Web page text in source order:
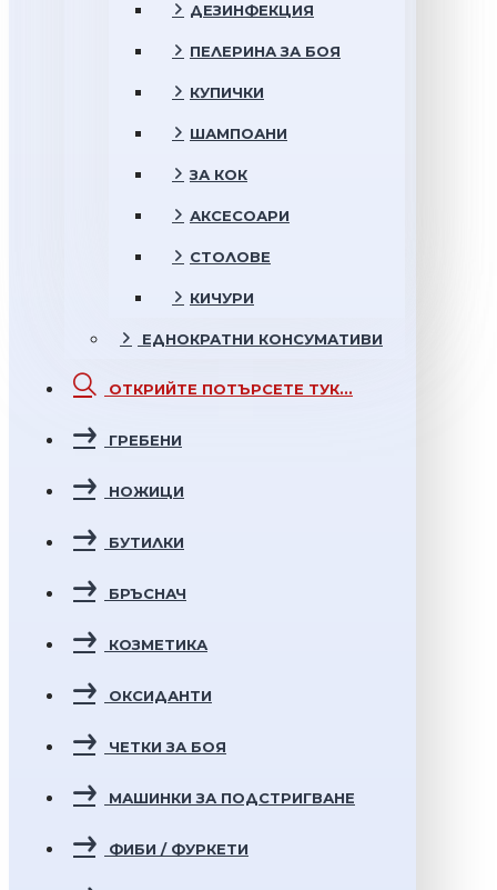
ДЕЗИНФЕКЦИЯ
ПЕЛЕРИНА ЗА БОЯ
КУПИЧКИ
ШАМПОАНИ
ЗА КОК
АКСЕСОАРИ
СТОЛОВЕ
КИЧУРИ
ЕДНОКРАТНИ КОНСУМАТИВИ
ОТКРИЙТЕ ПОТЪРСЕТЕ ТУК...
ГРЕБЕНИ
НОЖИЦИ
БУТИЛКИ
БРЪСНАЧ
КОЗМЕТИКА
ОКСИДАНТИ
ЧЕТКИ ЗА БОЯ
МАШИНКИ ЗА ПОДСТРИГВАНЕ
ФИБИ / ФУРКЕТИ